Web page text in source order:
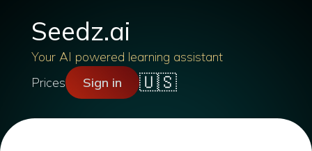
Seedz.ai
Your AI powered learning assistant
Prices
Sign in 🇺🇸